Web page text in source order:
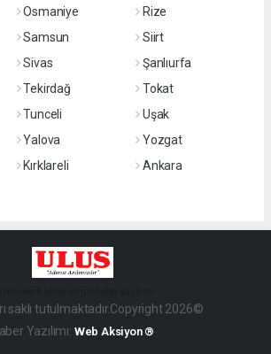
Osmaniye
Rize
Samsun
Siirt
Sivas
Şanlıurfa
Tekirdağ
Tokat
Tunceli
Uşak
Yalova
Yozgat
Kırklareli Ankara
saklı tutulmaktadır.Copyright 2026©
Yazılımı: Web Aksiyon ®